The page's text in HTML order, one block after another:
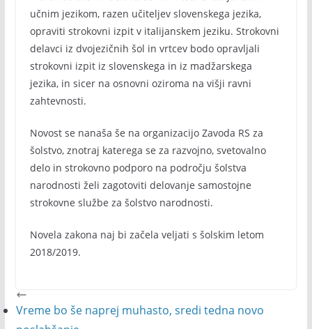
učnim jezikom, razen učiteljev slovenskega jezika,
opraviti strokovni izpit v italijanskem jeziku. Strokovni
delavci iz dvojezičnih šol in vrtcev bodo opravljali
strokovni izpit iz slovenskega in iz madžarskega
jezika, in sicer na osnovni oziroma na višji ravni
zahtevnosti.
Novost se nanaša še na organizacijo Zavoda RS za
šolstvo, znotraj katerega se za razvojno, svetovalno
delo in strokovno podporo na področju šolstva
narodnosti želi zagotoviti delovanje samostojne
strokovne službe za šolstvo narodnosti.
Novela zakona naj bi začela veljati s šolskim letom
2018/2019.
Vreme bo še naprej muhasto, sredi tedna novo